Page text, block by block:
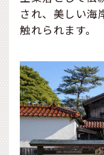
され、美しい海
触れられます。